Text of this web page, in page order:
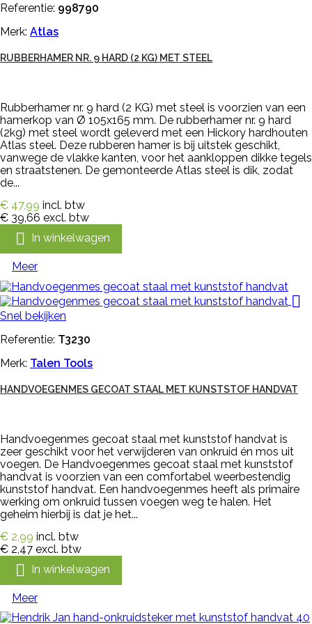
Referentie: 998790
Merk: Atlas
RUBBERHAMER NR. 9 HARD (2 KG) MET STEEL
Rubberhamer nr. 9 hard (2 KG) met steel is voorzien van een
hamerkop van Ø 105x165 mm. De rubberhamer nr. 9 hard
(2kg) met steel wordt geleverd met een Hickory hardhouten
Atlas steel. Deze rubberen hamer is bij uitstek geschikt,
vanwege de vlakke kanten, voor het aankloppen dikke tegels
en straatstenen. De gemonteerde Atlas steel is dik, zodat
de...
€ 47,99 incl. btw
€ 39,66 excl. btw
 In winkelwagen
Meer

Snel bekijken
Referentie: T3230
Merk: Talen Tools
HANDVOEGENMES GECOAT STAAL MET KUNSTSTOF HANDVAT
Handvoegenmes gecoat staal met kunststof handvat is
zeer geschikt voor het verwijderen van onkruid én mos uit
voegen. De Handvoegenmes gecoat staal met kunststof
handvat is voorzien van een comfortabel weerbestendig
kunststof handvat. Een handvoegenmes heeft als primaire
werking om onkruid tussen voegen weg te halen. Het
geheim hierbij is dat je het...
€ 2,99 incl. btw
€ 2,47 excl. btw
 In winkelwagen
Meer